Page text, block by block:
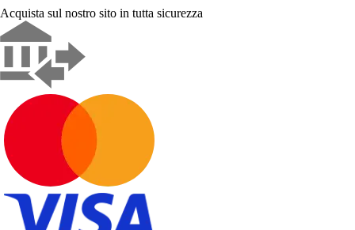
Acquista sul nostro sito in tutta sicurezza